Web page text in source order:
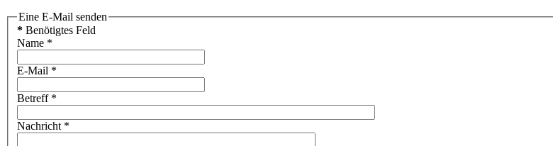
Eine E-Mail senden
* Benötigtes Feld
Name *
E-Mail *
Betreff*
Nachricht *